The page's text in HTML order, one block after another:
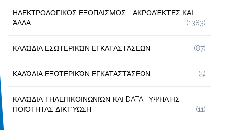
ΗΛΕΚΤΡΟΛΟΓΙΚΌΣ ΕΞΟΠΛΙΣΜΌΣ - ΑΚΡΟΔΈΚΤΕΣ ΚΑΙ
ΆΛΛΑ
(1383)
ΚΑΛΏΔΙΑ ΕΣΩΤΕΡΙΚΏΝ ΕΓΚΑΤΑΣΤΆΣΕΩΝ (87)
ΚΑΛΏΔΙΑ ΕΞΩΤΕΡΙΚΏΝ ΕΓΚΑΤΑΣΤΆΣΕΩΝ (5)
ΚΑΛΏΔΙΑ ΤΗΛΕΠΙΚΟΙΝΩΝΙΏΝ ΚΑΙ DATA | ΥΨΗΛΉΣ
ΠΟΙΌΤΗΤΑΣ ΔΙΚΤΎΩΣΗ
(11)